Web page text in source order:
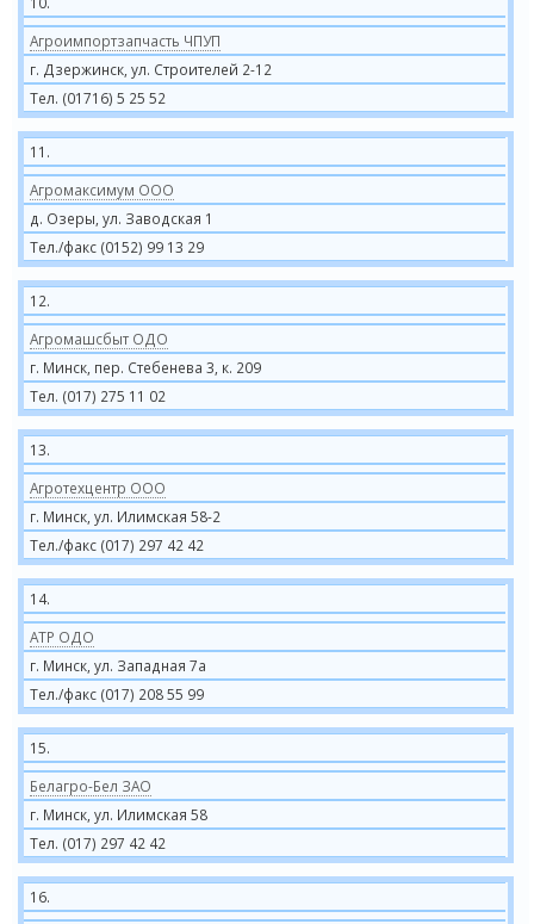
Агроимпортзапчасть ЧПУП
г. Дзержинск, ул. Строителей 2-12
Тел. (01716) 5 25 52
11.
Агромаксимум ООО
д. Озеры, ул. Заводская 1
Тел./факс (0152) 99 13 29
12.
Агромашсбыт ОДО
г. Минск, пер. Стебенева 3, к. 209
Тел. (017) 275 11 02
13.
Агротехцентр ООО
г. Минск, ул. Илимская 58-2
Тел./факс (017) 297 42 42
14.
АТР ОДО
г. Минск, ул. Западная 7а
Тел./факс (017) 208 55 99
15.
Белагро-Бел ЗАО
г. Минск, ул. Илимская 58
Тел. (017) 297 42 42
16.